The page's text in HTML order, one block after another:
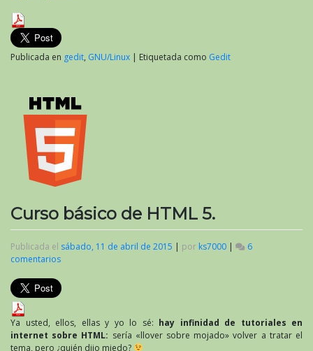
Publicada en gedit, GNU/Linux | Etiquetada como Gedit
Curso básico de HTML 5.
Publicada el sábado, 11 de abril de 2015 | por ks7000 |
6
comentarios
básico
5.
Ya usted, ellos, ellas y yo lo sé: hay infinidad de tutoriales en
internet sobre HTML: sería «llover sobre mojado» volver a tratar el
tema, pero ¿quién dijo miedo?